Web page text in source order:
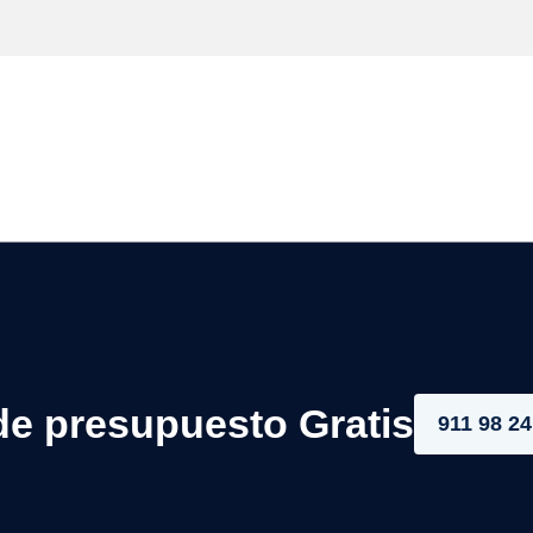
presupuesto Gratis 911 98